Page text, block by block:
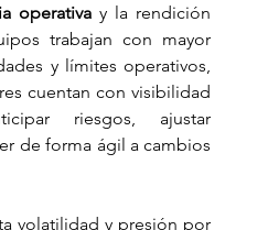
operativa y la rendición
trabajan con mayor
y límites operativos,
cuentan con visibilidad
riesgos, ajustar
de forma ágil a cambios
volatilidad y presión por